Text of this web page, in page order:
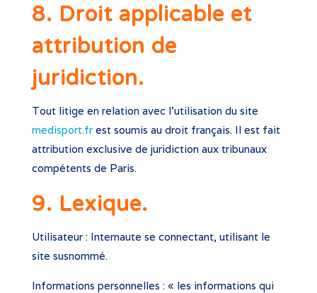
8. Droit applicable et
attribution de
juridiction.
Tout litige en relation avec l’utilisation du site
medisport.frest soumis au droit français. Il est fait
attribution exclusive de juridiction aux tribunaux
compétents de Paris.
9. Lexique.
Utilisateur : Internaute se connectant, utilisant le
site susnommé.
Informations personnelles : « les informations qui